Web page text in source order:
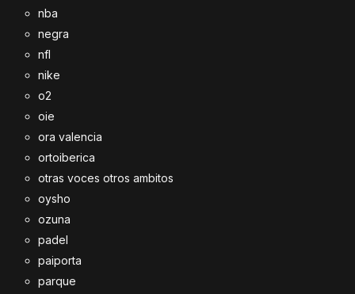
nba
negra
nfl
nike
o2
oie
ora valencia
ortoiberica
otras voces otros ambitos
oysho
ozuna
padel
paiporta
parque